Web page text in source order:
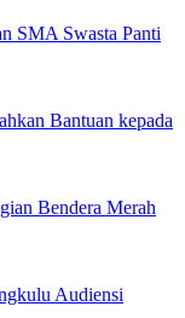
SMA Swasta Panti
Bantuan kepada
Bendera Merah
Audiensi